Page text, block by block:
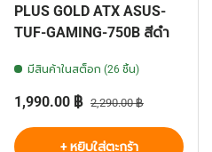
PLUS GOLD ATX ASUS-
TUF-GAMING-750B สีดำ
มีสินค้าในสต็อก (26 ชิ้น)
ราคาส่วนลด
1,990.00 ฿ ราคาปกติ
2,290.00 ฿
+ หยิบใส่ตะกร้า